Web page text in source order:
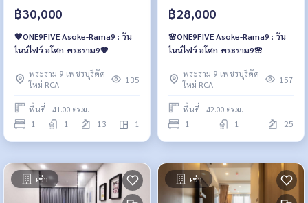
฿30,000
🧡ONE9FIVE Asoke-Rama9 : วัน
ไนน์ไฟว์ อโศก-พระราม9🧡
พระราม 9 เพชรบุรีตัด
ใหม่ RCA
135
พื้นที่ : 41.00 ตร.ม.
1 1 13 1
฿28,000
🌸ONE9FIVE Asoke-Rama9 : วัน
ไนน์ไฟว์ อโศก-พระราม9🌸
พระราม 9 เพชรบุรีตัด
ใหม่ RCA
157
พื้นที่ : 42.00 ตร.ม.
1 1 25
เช่า เช่า